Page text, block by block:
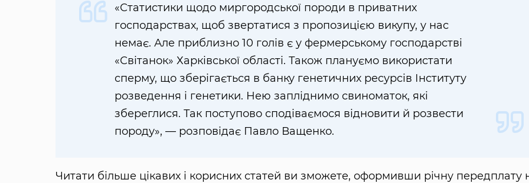
«Статистики щодо миргородської породи в приватних
господарствах, щоб звертатися з пропозицією викупу, у нас
немає. Але приблизно 10 голів є у фермерському господарстві
«Світанок» Харківської області. Також плануємо використати
сперму, що зберігається в банку генетичних ресурсів Інституту
розведення і генетики. Нею запліднимо свиноматок, які
збереглися. Так поступово сподіваємося відновити й розвести
породу», — розповідає Павло Ващенко.
Читати більше цікавих і корисних статей ви зможете, оформивши річну передплату